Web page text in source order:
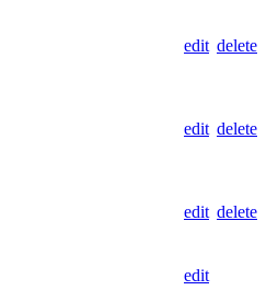
edit delete
edit delete
edit delete
edit